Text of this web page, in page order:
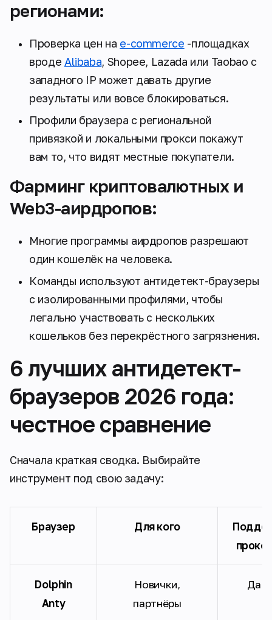
регионами:
Проверка цен на e-commerce -площадках
вроде Alibaba, Shopee, Lazada или Taobao с
западного IP может давать другие
результаты или вовсе блокироваться.
Профили браузера с региональной
привязкой и локальными прокси покажут
вам то, что видят местные покупатели.
Фарминг криптовалютных и
Web3-аирдропов:
Многие программы аирдропов разрешают
один кошелёк на человека.
Команды используют антидетект-браузеры
с изолированными профилями, чтобы
легально участвовать с нескольких
кошельков без перекрёстного загрязнения.
6 лучших антидетект-
браузеров 2026 года:
честное сравнение
Сначала краткая сводка. Выбирайте
инструмент под свою задачу:
Браузер Для кого
прокси
Dolphin
Anty
Новички,
партнёры
Да